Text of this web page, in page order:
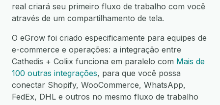
real criará seu primeiro fluxo de trabalho com você
através de um compartilhamento de tela.
O eGrow foi criado especificamente para equipes de
e-commerce e operações: a integração entre
Cathedis + Coliix funciona em paralelo com Mais de
100 outras integrações, para que você possa
conectar Shopify, WooCommerce, WhatsApp,
FedEx, DHL e outros no mesmo fluxo de trabalho